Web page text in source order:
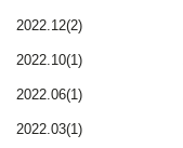
2022.12(2)
2022.10(1)
2022.06(1)
2022.03(1)